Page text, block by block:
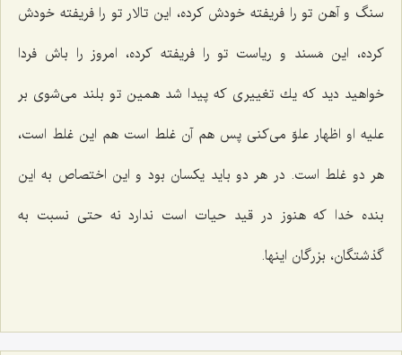
سنگ و آهن تو را فریفته خودش كرده، این تالار تو را فریفته خودش
كرده، این مَسند و ریاست تو را فریفته كرده، امروز را باش فردا
خواهید دید كه یك تغییری كه پیدا شد همین تو بلند می‌شوی بر
علیه او اظهار علوّ می‌كنی پس هم آن غلط است هم این غلط است،
هر دو غلط است. در هر دو باید یكسان بود و این اختصاص به این
بنده خدا كه هنوز در قید حیات است ندارد نه حتی نسبت به
گذشتگان، بزرگان اینها.